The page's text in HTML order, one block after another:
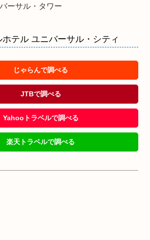
ーサル・タワー
テル ユニバーサル・シティ
じゃらんで調べる
JTBで調べる
Yahooトラベルで調べる
楽天トラベルで調べる